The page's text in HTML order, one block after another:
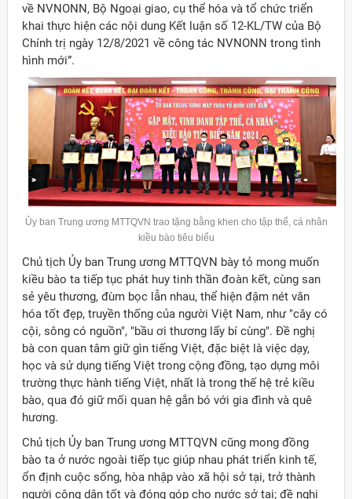
về NVNONN, Bộ Ngoại giao, cụ thể hóa và tổ chức triển
khai thực hiện các nội dung Kết luận số 12-KL/TW của Bộ
Chính trị ngày 12/8/2021 về công tác NVNONN trong tình
hình mới”.
Ủy ban Trung ương MTTQVN trao tặng bằng khen cho tập thể, cá nhân
kiều bào tiêu biểu
Chủ tịch Ủy ban Trung ương MTTQVN bày tỏ mong muốn
kiều bào ta tiếp tục phát huy tinh thần đoàn kết, cùng san
sẻ yêu thương, đùm bọc lẫn nhau, thể hiện đậm nét văn
hóa tốt đẹp, truyền thống của người Việt Nam, như "cây có
cội, sông có nguồn", "bầu ơi thương lấy bí cùng". Đề nghị
bà con quan tâm giữ gìn tiếng Việt, đặc biệt là việc dạy,
học và sử dụng tiếng Việt trong cộng đồng, tạo dựng môi
trường thực hành tiếng Việt, nhất là trong thế hệ trẻ kiều
bào, qua đó giữ mối quan hệ gắn bó với gia đình và quê
hương.
Chủ tịch Ủy ban Trung ương MTTQVN cũng mong đồng
bào ta ở nước ngoài tiếp tục giúp nhau phát triển kinh tế,
ổn định cuộc sống, hòa nhập vào xã hội sở tại, trở thành
người công dân tốt và đóng góp cho nước sở tại; đề nghị